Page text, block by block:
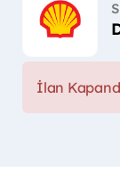
İlan